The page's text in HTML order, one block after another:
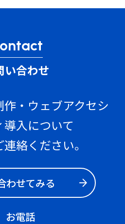
い合わせ
・ウェブアクセシ
導入について
絡ください。
わせてみる
お電話